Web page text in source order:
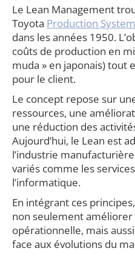
Le Lean Management
Toyota Production System
dans les années 1950.
coûts de production en
muda » en japonais) tout
pour le client.
Le concept repose sur
ressources, une
une réduction des
Aujourd’hui, le Lean est
l’industrie
variés comme les
l’informatique.
En intégrant ces
non seulement
opérationnelle, mais
face aux évolutions du